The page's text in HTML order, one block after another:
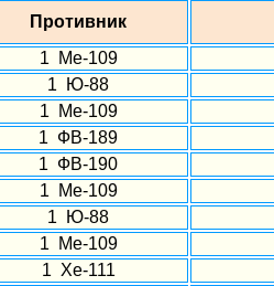
Противник
1 Ме-109
1 Ю-88
1 Ме-109
1 ФВ-189
1 ФВ-190
1 Ме-109
1 Ю-88
1 Ме-109
1 Хе-111